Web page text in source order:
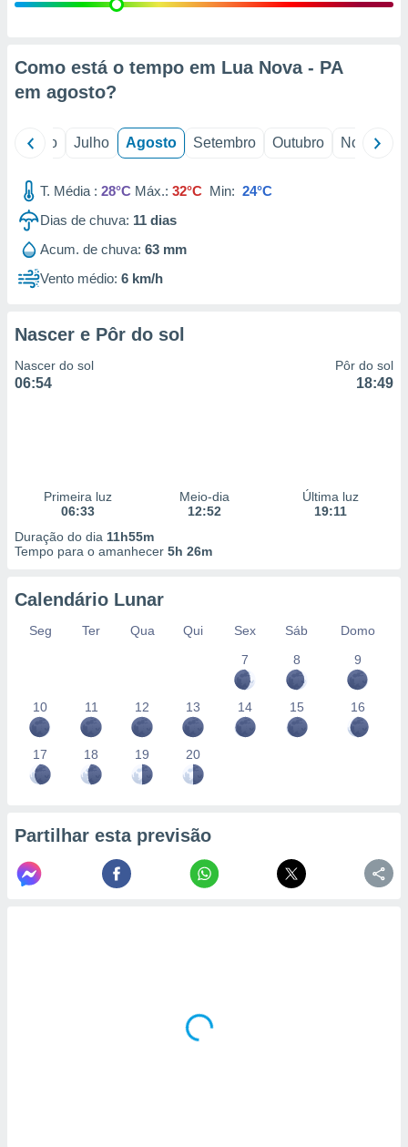
estudos
1199
Como está o tempo em Lua Nova - PA
em agosto?
Junho Julho Agosto Setembro Outubro Novembro
T. Média : 28°C Máx.: 32°C Min: 24°C
Dias de chuva: 11 dias
Acum. de chuva: 63 mm
Vento médio: 6 km/h
Nascer e Pôr do sol
Nascer do sol
06:54
Pôr do sol
18:49
Primeira luz
06:33
Meio-dia
12:52
Última luz
19:11
Duração do dia 11h55m
Tempo para o amanhecer 5h 26m
Calendário Lunar
Seg Ter Qua Qui Sex Sáb
Domo
7
8 9
10 11 12 13 14 15 16
17 18 19 20
Partilhar esta previsão